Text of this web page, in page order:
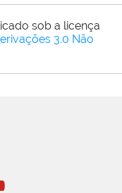
sob a licença
3.0 Não